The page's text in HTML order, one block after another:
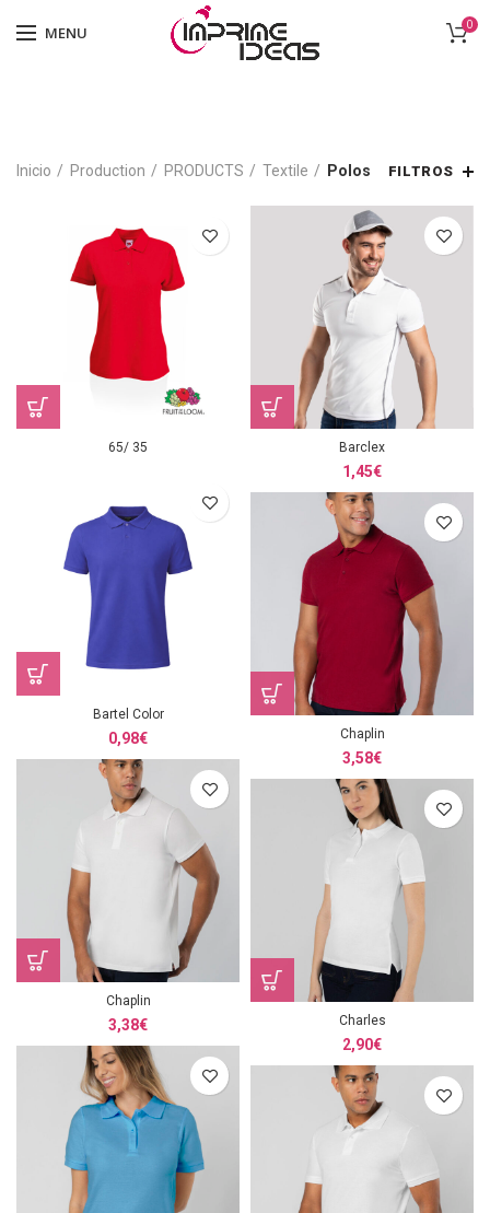
MENU 0
Inicio Production PRODUCTS Textile Polos FILTROS
65/ 35 Barclex
1,45€
Bartel Color
0,98€ Chaplin
3,58€
Chaplin
3,38€ Charles
2,90€